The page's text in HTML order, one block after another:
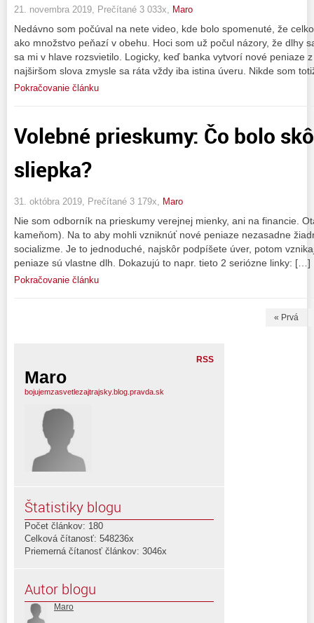
21. novembra 2019, Prečítané 3 033x, Maro
Nedávno som počúval na nete video, kde bolo spomenuté, že
ako množstvo peňazí v obehu. Hoci som už počul názory, že dlhy
sa mi v hlave rozsvietilo. Logicky, keď banka vytvorí nové peniaze
najširšom slova zmysle sa ráta vždy iba istina úveru. Nikde som
Pokračovanie článku
Volebné prieskumy: Čo bolo
sliepka?
31. októbra 2019, Prečítané 3 179x, Maro
Nie som odborník na prieskumy verejnej mienky, ani na financie.
kameňom). Na to aby mohli vzniknúť nové peniaze nezasadne
socializme. Je to jednoduché, najskôr podpíšete úver, potom
peniaze sú vlastne dlh. Dokazujú to napr. tieto 2 seriózne linky: […]
Pokračovanie článku
« Prvá
RSS
Maro
bojujemzasvetlezajtrajsky.blog.pravda.sk
Štatistiky blogu
Počet článkov: 180
Celková čítanosť: 548236x
Priemerná čítanosť článkov: 3046x
Autor blogu
Maro